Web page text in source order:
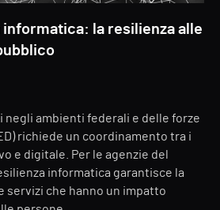
informatica: la resilienza alle
negli ambienti federali e delle forze
richiede un coordinamento tra i
e digitale. Per le agenzie del
informatica garantisce la
servizi che hanno un impatto